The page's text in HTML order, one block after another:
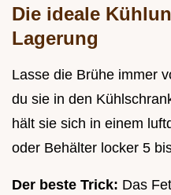
Die ideale
Lagerung
Lasse die Brühe immer
du sie in den
hält sie sich in einem
oder Behälter locker 5
Der beste Trick: Das